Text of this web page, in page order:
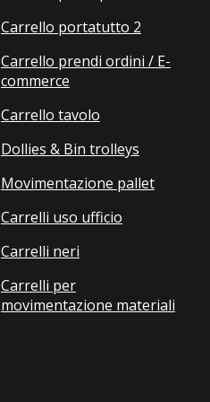
Carrello portatutto 2
Carrello prendi ordini / E-
commerce
Carrello tavolo
Dollies & Bin trolleys
Movimentazione pallet
Carrelli uso ufficio
Carrelli neri
Carrelli per
movimentazione materiali